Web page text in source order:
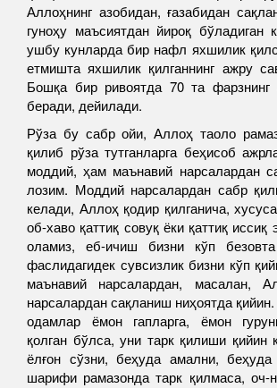
Аллоҳнинг азобидан, ғазабидан
гуноҳу маъсиятдан йироқ бўладиган
ушбу кунларда бир нафл яхшилик
етмишта яхшилик қилганнинг ажру
Бошқа бир ривоятда 70 та фарзнинг
беради, дейилади.
Рўза бу сабр ойи, Аллоҳ таоло
қилиб рўза тутганларга беҳисоб
моддий, ҳам маънавий нарсалардан
лозим. Моддий нарсалардан сабр
келади, Аллоҳ қодир қилганича,
об-хаво қаттиқ совуқ ёки қаттиқ
оламиз, еб-ичиш бизни кўп
фаслидагидек сувсизлик бизни кўп
маънавий нарсалардан, масалан,
нарсалардан сақланиш ниҳоятда
одамлар ёмон гапларга, ёмон
қолган бўлса, уни тарк қилиши қийин
ёлғон сўзни, беҳуда амални,
шарифи рамазонда тарк қилмаса, оч-